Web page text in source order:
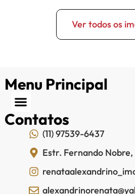
Ver todos os
Menu Principal
Contatos
(11) 97539-6437
Estr. Fernando Nobre,